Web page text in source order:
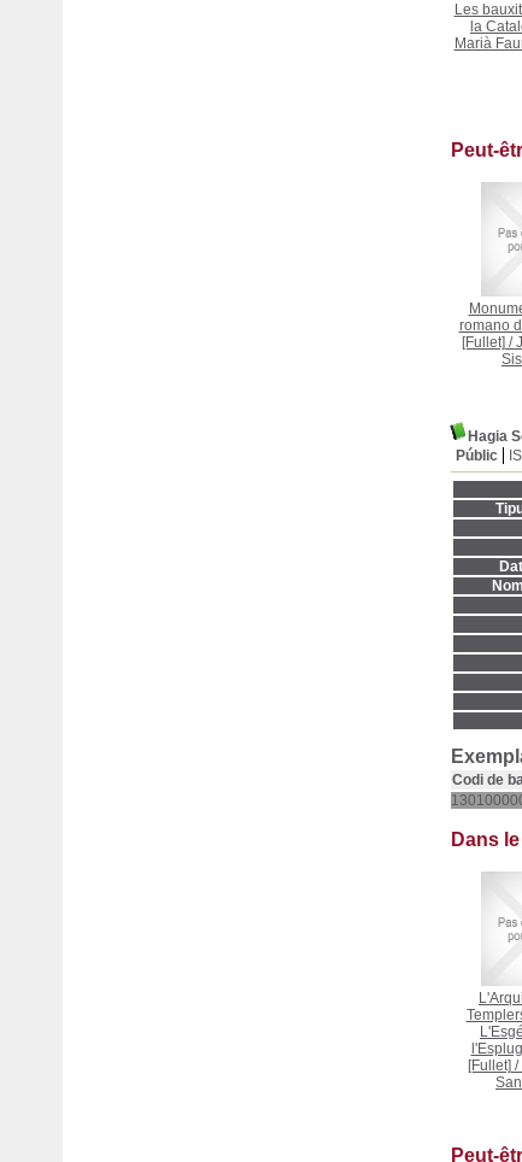
Les
la
Marià
Peut-
romano
[Fullet] /
Hagia
Públic
Codi de
Dans
[Fullet] /
Peut-